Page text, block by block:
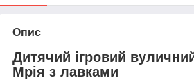
Опис
Дитячий ігровий
Мрія з лавками